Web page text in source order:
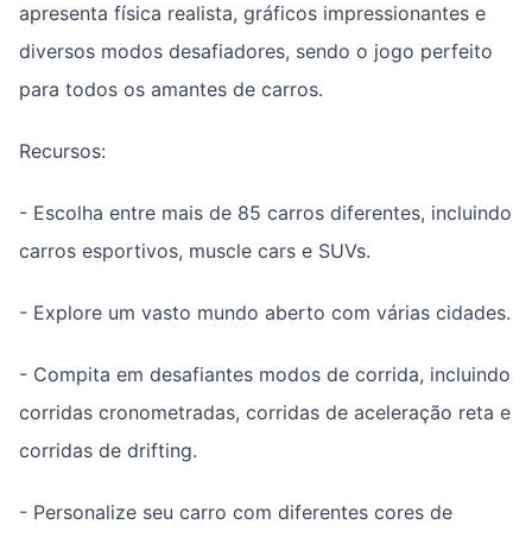
apresenta física realista, gráficos impressionantes e
diversos modos desafiadores, sendo o jogo perfeito
para todos os amantes de carros.
Recursos:
- Escolha entre mais de 85 carros diferentes, incluindo
carros esportivos, muscle cars e SUVs.
- Explore um vasto mundo aberto com várias cidades.
- Compita em desafiantes modos de corrida, incluindo
corridas cronometradas, corridas de aceleração reta e
corridas de drifting.
- Personalize seu carro com diferentes cores de